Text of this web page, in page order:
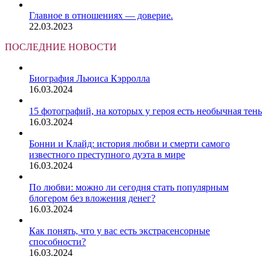
Главное в отношениях — доверие.
22.03.2023
ПОСЛЕДНИЕ НОВОСТИ
Биография Льюиса Кэрролла
16.03.2024
15 фотографий, на которых у героя есть необычная тень
16.03.2024
Бонни и Клайд: история любви и смерти самого
известного преступного дуэта в мире
16.03.2024
По любви: можно ли сегодня стать популярным
блогером без вложения денег?
16.03.2024
Как понять, что у вас есть экстрасенсорные
способности?
16.03.2024